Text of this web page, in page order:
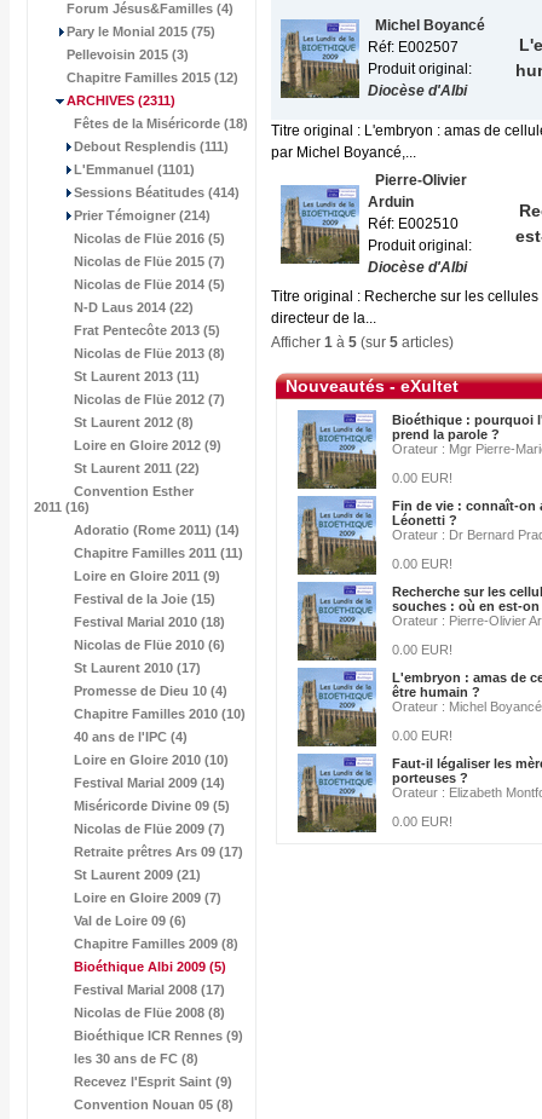
Forum Jésus&Familles (4)
Pary le Monial 2015 (75)
Pellevoisin 2015 (3)
Chapitre Familles 2015 (12)
ARCHIVES (2311)
Fêtes de la Miséricorde (18)
Debout Resplendis (111)
L'Emmanuel (1101)
Sessions Béatitudes (414)
Prier Témoigner (214)
Nicolas de Flüe 2016 (5)
Nicolas de Flüe 2015 (7)
Nicolas de Flüe 2014 (5)
N-D Laus 2014 (22)
Frat Pentecôte 2013 (5)
Nicolas de Flüe 2013 (8)
St Laurent 2013 (11)
Nicolas de Flüe 2012 (7)
St Laurent 2012 (8)
Loire en Gloire 2012 (9)
St Laurent 2011 (22)
Convention Esther
2011 (16)
Adoratio (Rome 2011) (14)
Chapitre Familles 2011 (11)
Loire en Gloire 2011 (9)
Festival de la Joie (15)
Festival Marial 2010 (18)
Nicolas de Flüe 2010 (6)
St Laurent 2010 (17)
Promesse de Dieu 10 (4)
Chapitre Familles 2010 (10)
40 ans de l'IPC (4)
Loire en Gloire 2010 (10)
Festival Marial 2009 (14)
Miséricorde Divine 09 (5)
Nicolas de Flüe 2009 (7)
Retraite prêtres Ars 09 (17)
St Laurent 2009 (21)
Loire en Gloire 2009 (7)
Val de Loire 09 (6)
Chapitre Familles 2009 (8)
Bioéthique Albi 2009 (5)
Festival Marial 2008 (17)
Nicolas de Flüe 2008 (8)
Bioéthique ICR Rennes (9)
les 30 ans de FC (8)
Recevez l'Esprit Saint (9)
Convention Nouan 05 (8)
Michel Boyancé
Réf: E002507
Produit original:
Diocèse d'Albi
Titre original : L'embryon : amas de
par Michel Boyancé,...
Pierre-Olivier
Arduin
Réf: E002510
Produit original:
Diocèse d'Albi
Titre original : Recherche sur les
directeur de la...
Afficher 1 à 5 (sur 5 articles)
Nouveautés - eXultet
Bioéthique : pourquoi
prend la parole ?
Orateur : Mgr Pierre-
0.00 EUR!
Fin de vie : connaît-on
Léonetti ?
Orateur : Dr Bernard
0.00 EUR!
Recherche sur les
souches : où en est-on
Orateur : Pierre-Olivier
0.00 EUR!
L'embryon : amas de
être humain ?
Orateur : Michel Boyancé
0.00 EUR!
Faut-il légaliser les
porteuses ?
Orateur : Elizabeth
0.00 EUR!